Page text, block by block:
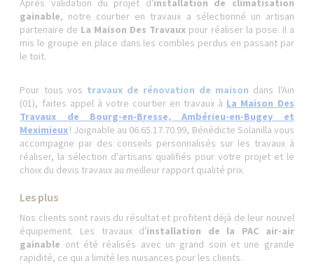
Après validation du projet d'installation de climatisation
gainable, notre courtier en travaux a sélectionné un artisan
partenaire de La Maison Des Travaux pour réaliser la pose. Il a
mis le groupe en place dans les combles perdus en passant par
le toit.
Pour tous vos travaux de rénovation de maison dans l'Ain
(01), faites appel à votre courtier en travaux à La Maison Des
Travaux de Bourg-en-Bresse, Ambérieu-en-Bugey et
Meximieux! Joignable au 06.65.17.70.99, Bénédicte Solanilla vous
accompagne par des conseils personnalisés sur les travaux à
réaliser, la sélection d'artisans qualifiés pour votre projet et le
choix du devis travaux au meilleur rapport qualité prix.
Les plus
Nos clients sont ravis du résultat et profitent déjà de leur nouvel
équipement. Les travaux d'installation de la PAC air-air
gainable ont été réalisés avec un grand soin et une grande
rapidité, ce qui a limité les nuisances pour les clients.